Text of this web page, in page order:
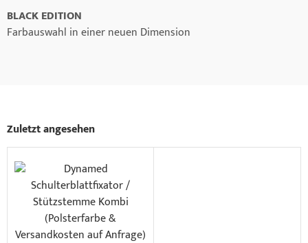
BLACK EDITION
Farbauswahl in einer neuen Dimension
Zuletzt angesehen